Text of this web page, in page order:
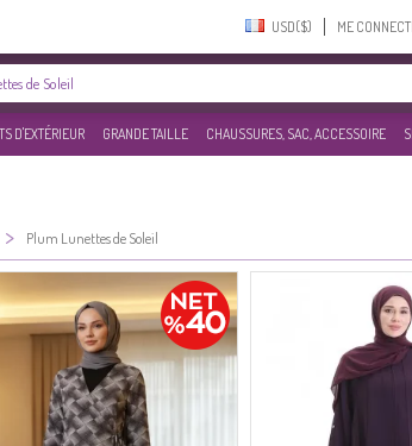
USD($)‎ ME
D'EXTÉRIEUR GRANDE TAILLE CHAUSSURES, SAC, ACCESSOIRE
> Plum Lunettes de Soleil